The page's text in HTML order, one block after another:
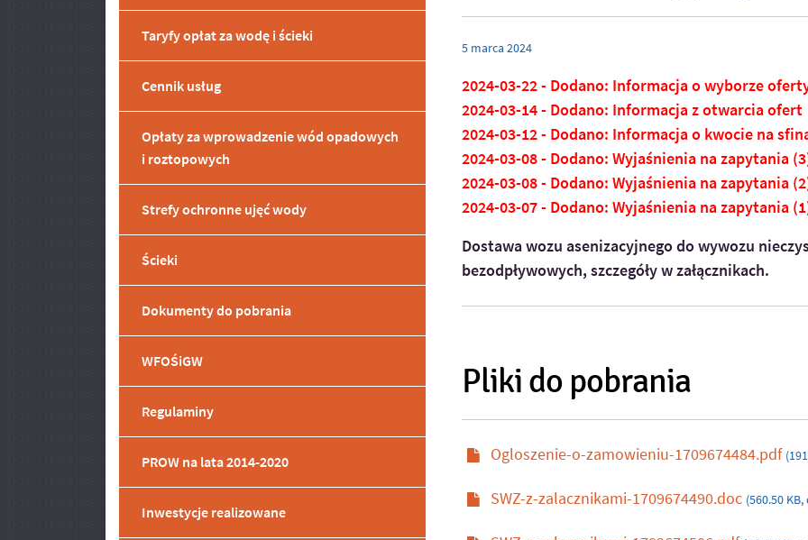
Menu dodatkowe
Taryfy opłat za wodę i ścieki
Cennik usług
Opłaty za wprowadzenie wód opadowych
i roztopowych
Strefy ochronne ujęć wody
Ścieki
Dokumenty do pobrania
WFOŚiGW
Regulaminy
PROW na lata 2014-2020
Inwestycje realizowane
5 marca 2024
2024-03-22 - Dodano: Informacja o wyborze
2024-03-14 - Dodano: Informacja z otwarcia ofert
2024-03-12 - Dodano: Informacja o kwocie na
2024-03-08 - Dodano: Wyjaśnienia na zapytania
2024-03-08 - Dodano: Wyjaśnienia na zapytania
2024-03-07 - Dodano: Wyjaśnienia na zapytania
Dostawa wozu asenizacyjnego do wywozu
bezodpływowych, szczegóły w załącznikach.
Pliki do pobrania
Ogloszenie-o-zamowieniu-1709674484.pdf
SWZ-z-zalacznikami-1709674490.doc (560.50 KB,